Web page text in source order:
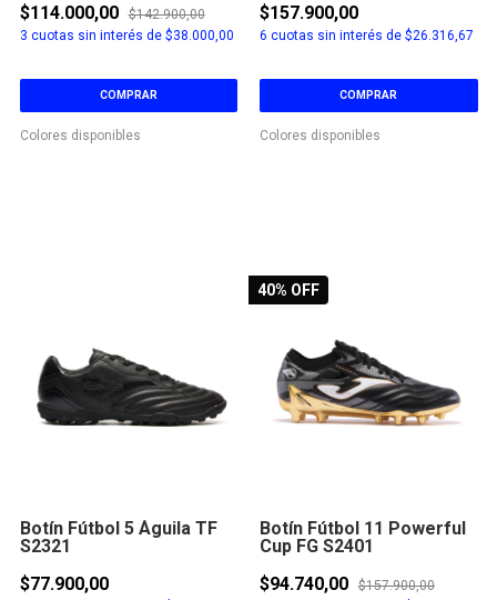
$114.000,00
$142.900,00
3 cuotas sin interés de $38.000,00
COMPRAR
Colores disponibles
$157.900,00
6 cuotas sin interés de $26.316,67
COMPRAR
Colores disponibles
Botín Fútbol 5 Águila TF
S2321
$77.900,00
40% OFF
Botín Fútbol 11 Powerful
Cup FG S2401
$94.740,00
$157.900,00